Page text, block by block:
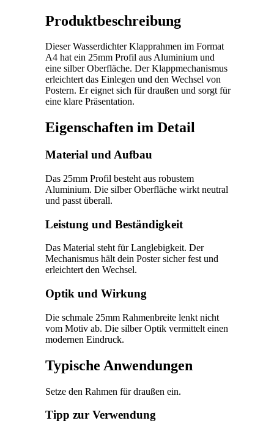
Produktbeschreibung
Dieser Wasserdichter Klapprahmen im Format
A4 hat ein 25mm Profil aus Aluminium und
eine silber Oberfläche. Der Klappmechanismus
erleichtert das Einlegen und den Wechsel von
Postern. Er eignet sich für draußen und sorgt für
eine klare Präsentation.
Eigenschaften im Detail
Material und Aufbau
Das 25mm Profil besteht aus robustem
Aluminium. Die silber Oberfläche wirkt neutral
und passt überall.
Leistung und Beständigkeit
Das Material steht für Langlebigkeit. Der
Mechanismus hält dein Poster sicher fest und
erleichtert den Wechsel.
Optik und Wirkung
Die schmale 25mm Rahmenbreite lenkt nicht
vom Motiv ab. Die silber Optik vermittelt einen
modernen Eindruck.
Typische Anwendungen
Setze den Rahmen für draußen ein.
Tipp zur Verwendung